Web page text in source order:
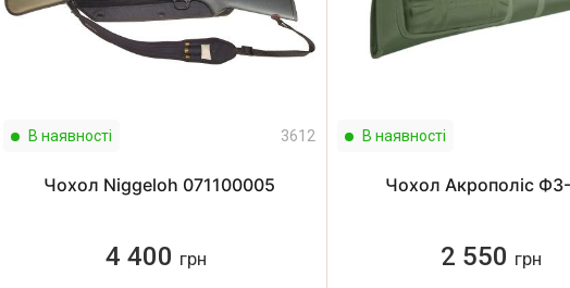
В наявності 3612
Чохол Niggeloh 071100005
4 400 грн
В наявності
Чохол Акрополіс
2 550 грн